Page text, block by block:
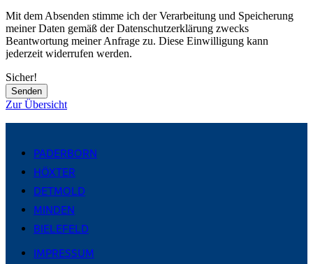
Mit dem Absenden stimme ich der Verarbeitung und Speicherung
meiner Daten gemäß der Datenschutzerklärung zwecks
Beantwortung meiner Anfrage zu. Diese Einwilligung kann
jederzeit widerrufen werden.
Sicher!
Senden
Zur Übersicht
PADERBORN
HÖXTER
DETMOLD
MINDEN
BIELEFELD
IMPRESSUM